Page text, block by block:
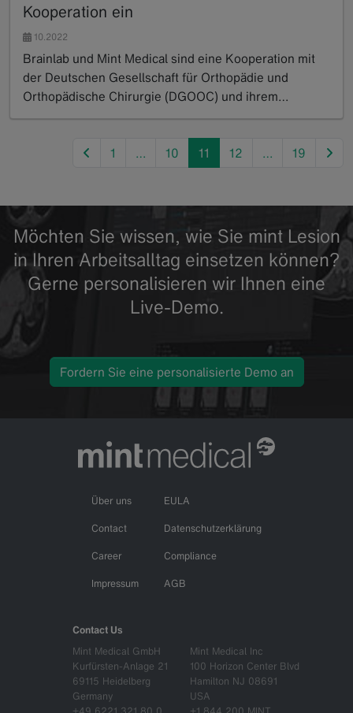
Kooperation ein
10.2022
Brainlab und Mint Medical sind eine Kooperation mit
der Deutschen Gesellschaft für Orthopädie und
Orthopädische Chirurgie (DGOOC) und ihrem…
previous
1 … 10 11 12 … 19
Möchten Sie wissen, wie Sie mint Lesion
in Ihren Arbeitsalltag einsetzen können?
Gerne personalisieren wir Ihnen eine
Live-Demo.
Fordern Sie eine personalisierte Demo an
Über uns
Contact
Career
Impressum
EULA
Datenschutzerklärung
Compliance
AGB
Contact Us
Mint Medical GmbH
Kurfürsten-Anlage 21
69115 Heidelberg
Germany
Mint Medical Inc
100 Horizon Center Blvd
Hamilton NJ 08691
USA